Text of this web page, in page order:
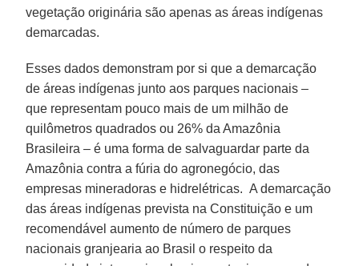
vegetação originária são apenas as áreas indígenas
demarcadas.
Esses dados demonstram por si que a demarcação
de áreas indígenas junto aos parques nacionais –
que representam pouco mais de um milhão de
quilômetros quadrados ou 26% da Amazônia
Brasileira – é uma forma de salvaguardar parte da
Amazônia contra a fúria do agronegócio, das
empresas mineradoras e hidrelétricas. A demarcação
das áreas indígenas prevista na Constituição e um
recomendável aumento de número de parques
nacionais granjearia ao Brasil o respeito da